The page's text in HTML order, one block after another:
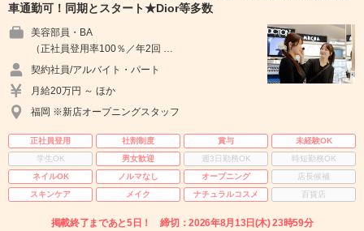
車通勤可！同期とスタート★Dior等多数
美容部員・BA
（正社員登用率100％／年2回 …
契約社員/アルバイト・パート
月給20万円 ～ ほか
福岡 ※新店オープニングスタッフ
正社員登用 社割制度 賞与
未経験OK
学生OK
男女歓迎 週3日勤務OK
時短勤務OK
ネイルOK
ノルマなし オープニング
店長候補
スキンケア
メイク ナチュラルコスメ 百貨店
掲載終了まであと5日！ 締切：2026年8月13日(木) 23時59分